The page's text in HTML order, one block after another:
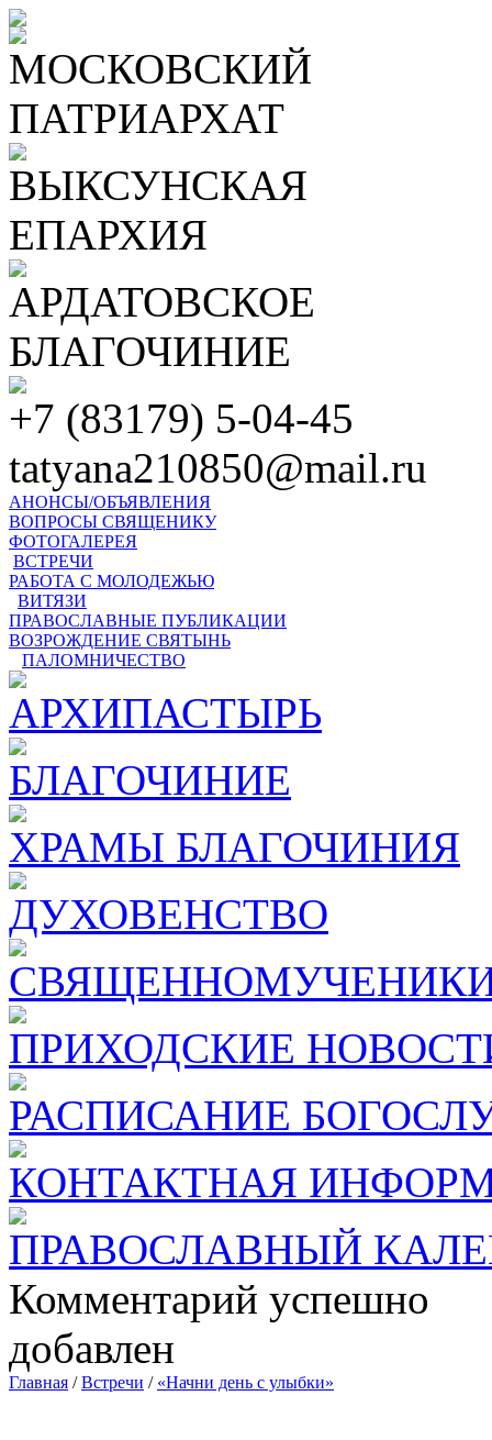
МОСКОВСКИЙ
ПАТРИАРХАТ
ВЫКСУНСКАЯ
ЕПАРХИЯ
АРДАТОВСКОЕ
БЛАГОЧИНИЕ
+7 (83179) 5-04-45
tatyana210850@mail.ru
АНОНСЫ/ОБЪЯВЛЕНИЯ
ВОПРОСЫ СВЯЩЕНИКУ
ФОТОГАЛЕРЕЯ
ВСТРЕЧИ
РАБОТА С МОЛОДЕЖЬЮ
ВИТЯЗИ
ПРАВОСЛАВНЫЕ ПУБЛИКАЦИИ
ВОЗРОЖДЕНИЕ СВЯТЫНЬ
ПАЛОМНИЧЕСТВО
АРХИПАСТЫРЬ
БЛАГОЧИНИЕ
ХРАМЫ БЛАГОЧИНИЯ
ДУХОВЕНСТВО
ПРИХОДСКИЕ
РАСПИСАНИЕ
КОНТАКТНАЯ
ПРАВОСЛАВНЫЙ
Комментарий успешно
добавлен
Главная /Встречи / «Начни день с улыбки»